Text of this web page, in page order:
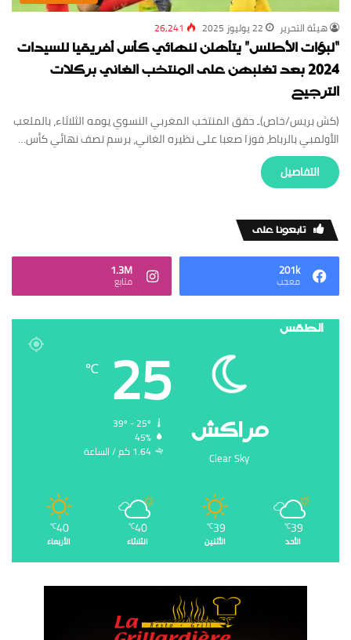
‏هيئة ‏التحرير 22 يوليوز 2025 26,241
“لبؤات الأطلس” يتأهلن لنهائي كأس أفريقيا للسيدات
2024 بعد تغلبهن على المنتخب الغاني بركلات
الترجيح
(كش بريس/خاص)ـ حقق المنتخب المغربي النسوي يومه الثلاثاء، بالملعب
الأولمبي بالرباط، فوزا صعبا على نظيره الغاني، برسم نصف نهائي كأس…
‏التفاصيل
‏تابعونا على
201k
‏معجب
1.3M
‏متابع
الطقس
‏مراكش
Clear Sky
25
℃
45%
1.64 ‏كم / الساعة
39
℃
الأحد
39
℃
الأثنين
40
℃
الثلاثاء
40
℃
الأربعاء